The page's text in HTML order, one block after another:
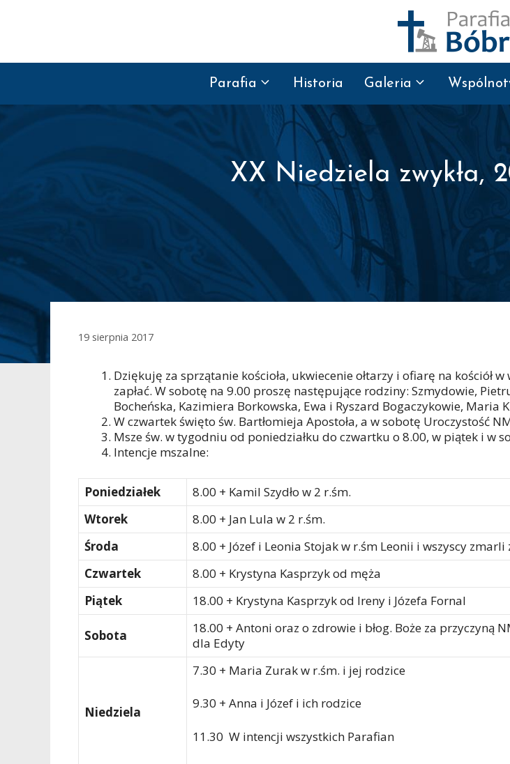
Parafia Historia Galeria
XX Niedziela zwykła,
19 sierpnia 2017
Dziękuję za sprzątanie kościoła, ukwiecenie ołtarzy i ofiarę na kościół w
zapłać. W sobotę na 9.00 proszę następujące rodziny: Szmydowie,
Bocheńska, Kazimiera Borkowska, Ewa i Ryszard Bogaczykowie, Maria
W czwartek święto św. Bartłomieja Apostoła, a w sobotę Uroczystość
Msze św. w tygodniu od poniedziałku do czwartku o 8.00, w piątek i w
Intencje mszalne:
Poniedziałek
8.00 + Kamil Szydło w 2 r.śm.
Wtorek
8.00 + Jan Lula w 2 r.śm.
Środa
8.00 + Józef i Leonia Stojak w r.śm Leonii i wszyscy
Czwartek
8.00 + Krystyna Kasprzyk od męża
Piątek
18.00 + Krystyna Kasprzyk od Ireny i Józefa Fornal
Sobota
18.00 + Antoni oraz o zdrowie i błog. Boże za przyczyną
dla Edyty
Niedziela
7.30 + Maria Zurak w r.śm. i jej rodzice
9.30 + Anna i Józef i ich rodzice
11.30 W intencji wszystkich Parafian